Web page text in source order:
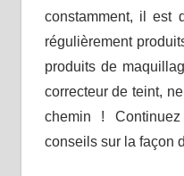
constamment, il est
régulièrement
produits de
correcteur de teint,
chemin !
conseils sur la façon